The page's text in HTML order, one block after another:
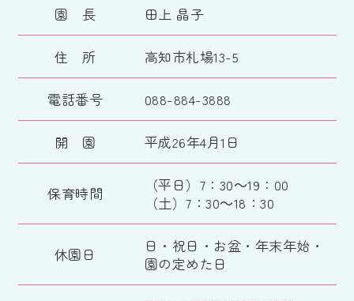
園 長 田上 晶子
住 所 高知市札場13-5
電話番号 088-884-3888
開 園 平成26年4月1日
保育時間
（平日）7：30～19：00
（土）7：30～18：30
休園日
日・祝日・お盆・年末年始・
園の定めた日